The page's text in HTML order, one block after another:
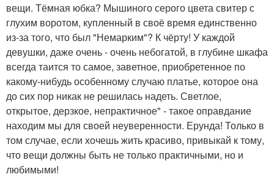
вещи. Тёмная юбка? Мышиного серого цвета свитер с
глухим воротом, купленный в своё время единственно
из-за того, что был "Немарким"? К чёрту! У каждой
девушки, даже очень - очень небогатой, в глубине шкафа
всегда таится то самое, заветное, приобретенное по
какому-нибудь особенному случаю платье, которое она
до сих пор никак не решилась надеть. Светлое,
открытое, дерзкое, непрактичное" - такое оправдание
находим мы для своей неуверенности. Ерунда! Только в
том случае, если хочешь жить красиво, привыкай к тому,
что вещи должны быть не только практичными, но и
любимыми!